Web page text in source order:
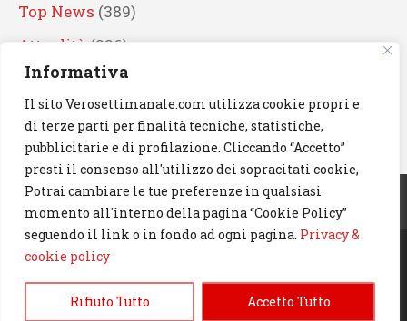
Informativa
Il sito Verosettimanale.com utilizza cookie propri e
di terze parti per finalità tecniche, statistiche,
pubblicitarie e di profilazione. Cliccando “Accetto”
presti il consenso all'utilizzo dei sopracitati cookie,
Potrai cambiare le tue preferenze in qualsiasi
momento all'interno della pagina “Cookie Policy”
seguendo il link o in fondo ad ogni pagina. Privacy &
cookie policy
Rifiuto Tutto Accetto Tutto
Top News (389)
Attualità (336)
Eventi(330)
Artisti (241)
News(238)
Cerca
© 2023 Verosettimanale.com. All rights reserved.